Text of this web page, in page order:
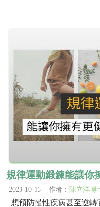
規律運動鍛鍊能讓你
2023-10-13 作者： 陳立洋博
想預防慢性疾病甚至逆轉